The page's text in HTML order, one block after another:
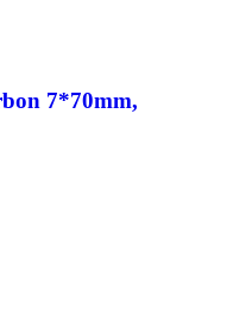
7*70mm,